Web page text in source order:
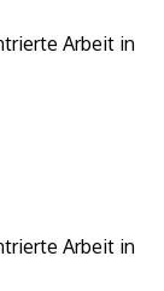
Arbeit in
Arbeit in